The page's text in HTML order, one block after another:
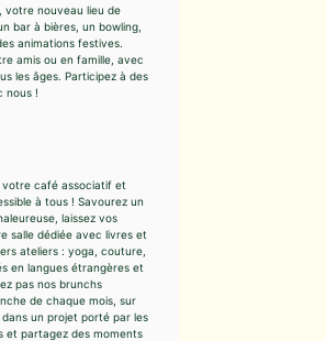
votre nouveau lieu de
bar à bières, un bowling,
animations festives.
amis ou en famille, avec
les âges. Participez à des
nous !
votre café associatif et
à tous ! Savourez un
laissez vos
salle dédiée avec livres et
ateliers : yoga, couture,
en langues étrangères et
pas nos brunchs
de chaque mois, sur
un projet porté par les
et partagez des moments